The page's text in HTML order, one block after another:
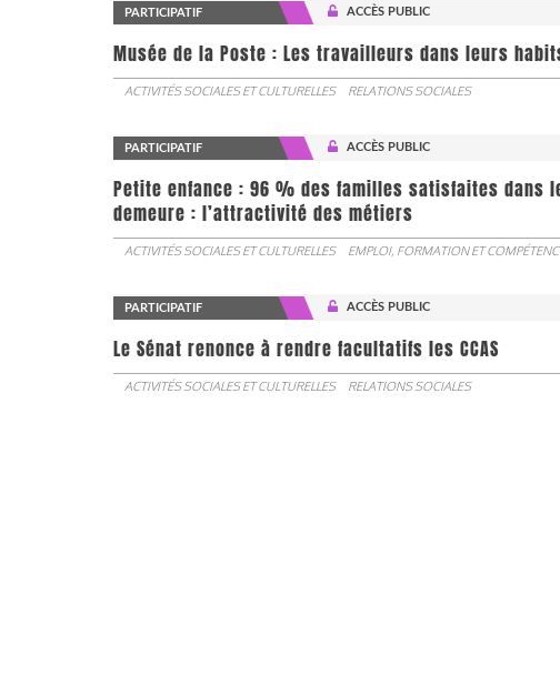
PARTICIPATIF ACCÈS PUBLIC
Musée de la Poste : Les travailleurs dans leurs
ACTIVITÉS SOCIALES ET CULTURELLES RELATIONS SOCIALES
PARTICIPATIF ACCÈS PUBLIC
Petite enfance : 96 % des familles satisfaites dans
demeure : l’attractivité des métiers
ACTIVITÉS SOCIALES ET CULTURELLES EMPLOI, FORMATION ET
PARTICIPATIF ACCÈS PUBLIC
Le Sénat renonce à rendre facultatifs les CCAS
ACTIVITÉS SOCIALES ET CULTURELLES RELATIONS SOCIALES